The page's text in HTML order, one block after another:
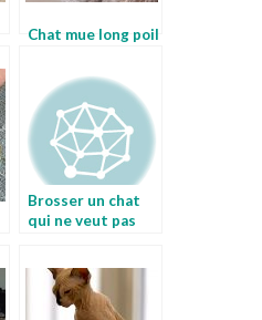
Chat mue long poil
Brosser un chat
qui ne veut pas